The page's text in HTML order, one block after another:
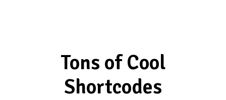
Tons of Cool
Shortcodes